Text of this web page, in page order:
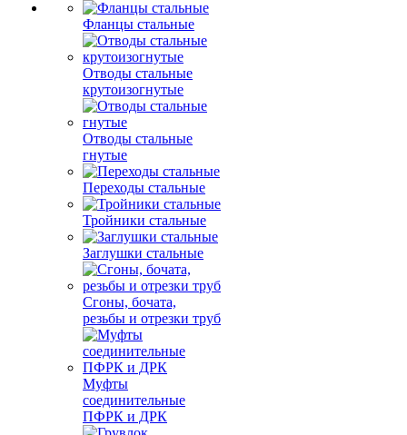
Фланцы стальные
Отводы стальные
крутоизогнутые
Отводы стальные
гнутые
Переходы стальные
Тройники стальные
Заглушки стальные
Сгоны, бочата,
резьбы и отрезки труб
Муфты
соединительные
ПФРК и ДРК